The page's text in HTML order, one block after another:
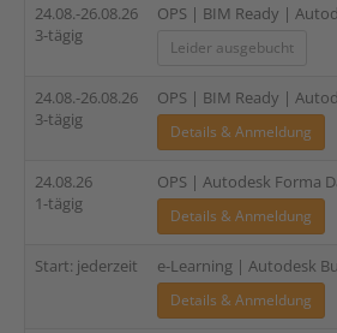
24.08.-26.08.26
3-tägig
OPS | BIM Ready |
Leider ausgebucht
24.08.-26.08.26
3-tägig
OPS | BIM Ready |
Details & Anmeldung
24.08.26
1-tägig
OPS | Autodesk Forma
Details & Anmeldung
Start: jederzeit e-Learning | Autodesk
Details & Anmeldung